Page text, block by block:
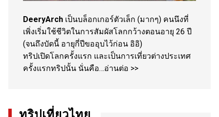
DeeryArch เป็นบล็อกเกอร์ตัวเล็ก (มากๆ) คนนึงที่
เพิ่งเริ่มใช้ชีวิตในการสัมผัสโลกกว้างตอนอายุ 26 ปี
(จนถึงบัดนี้ อายุกี่ปีขออุบไว้ก่อน อิอิ)
ทริปเปิดโลกครั้งแรก และเป็นการเที่ยวต่างประเทศ
ครั้งแรกทริปนั้น นั่นคือ…อ่านต่อ >>